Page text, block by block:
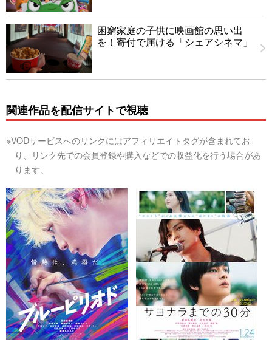
困窮家庭の子供に映画館の思い出
を！寄付で届ける「シェアシネマ」
関連作品を配信サイトで視聴
※VODサービスへのリンクにはアフィリエイトタグが含まれてお
り、リンク先での会員登録や購入などでの収益化を行う場合があ
ります。